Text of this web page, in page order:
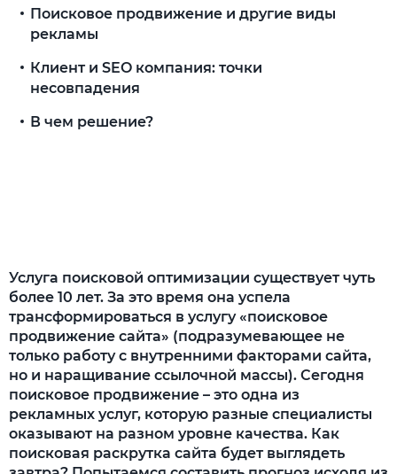
Услуга поисковой оптимизации существует чуть
более 10 лет. За это время она успела
трансформироваться в услугу «поисковое
продвижение сайта» (подразумевающее не
только работу с внутренними факторами сайта,
но и наращивание ссылочной массы). Сегодня
поисковое продвижение – это одна из
рекламных услуг, которую разные специалисты
оказывают на разном уровне качества. Как
поисковая раскрутка сайта будет выглядеть
Поисковое продвижение и другие виды
рекламы
Клиент и SEO компания: точки
несовпадения
В чем решение?